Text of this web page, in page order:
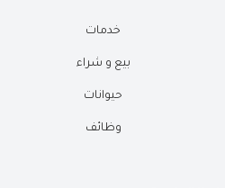
خدمات
بيع و شراء
حيوانات
وظائف